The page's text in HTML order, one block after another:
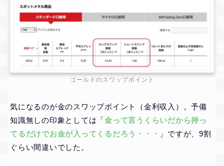
ゴールドのスワップポイント
気になるのが金のスワップポイント（金利収入）。予備
知識無しの印象としては「金って言うくらいだから持っ
てるだけでお金が入ってくるだろう・・・ 」ですが、9割
ぐらい間違いでした。